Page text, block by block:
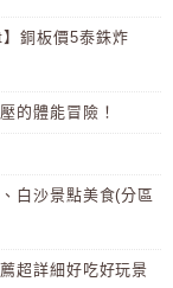
銅板價5泰銖炸
的體能冒險！
白沙景點美食(分區
超詳細好吃好玩景